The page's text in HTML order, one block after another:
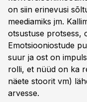
on siin erinevusi
meediamiks jm.
otsustuse protsess,
Emotsiooniostude
suur ja ost on
rolli, et nüüd on ka
näete stoorit vm)
arvesse.